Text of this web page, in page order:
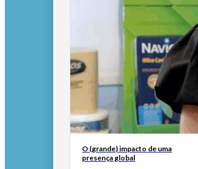
O (grande) impacto de uma
presença global